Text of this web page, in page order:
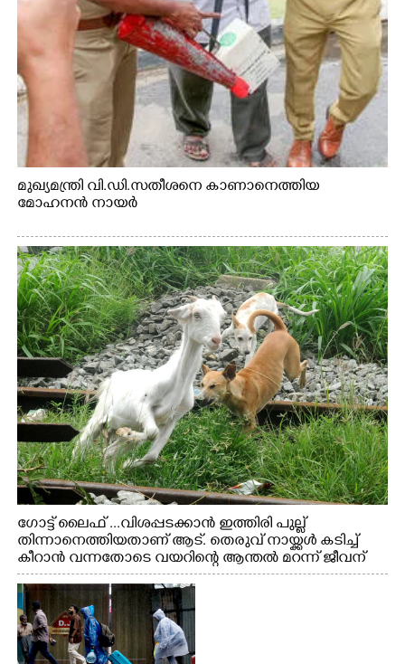
മുഖ്യമന്ത്രി വി.ഡി.സതീശനെ കാണാനെത്തിയ
മോഹനൻ നായർ
ഗോട്ട് ലൈഫ് ...വിശപ്പടക്കാൻ ഇത്തിരി പുല്ല്
തിന്നാനെത്തിയതാണ് ആട്. തെരുവ് നായ്ക്കൾ കടിച്ച്
കീറാൻ വന്നതോടെ വയറിന്റെ ആന്തൽ മറന്ന് ജീവന്
വേണ്ടിയായി ഓട്ടം. എറണാകുളം വാത്തുരുത്തിയിൽ
നിന്നുള്ള കാഴ്ച